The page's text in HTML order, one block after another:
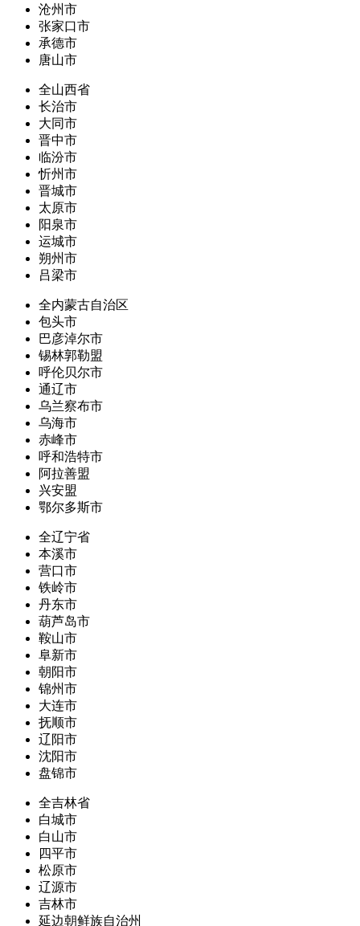
沧州市
张家口市
承德市
唐山市
全山西省
长治市
大同市
晋中市
临汾市
忻州市
晋城市
太原市
阳泉市
运城市
朔州市
吕梁市
全内蒙古自治区
包头市
巴彦淖尔市
锡林郭勒盟
呼伦贝尔市
通辽市
乌兰察布市
乌海市
赤峰市
呼和浩特市
阿拉善盟
兴安盟
鄂尔多斯市
全辽宁省
本溪市
营口市
铁岭市
丹东市
葫芦岛市
鞍山市
阜新市
朝阳市
锦州市
大连市
抚顺市
辽阳市
沈阳市
盘锦市
全吉林省
白城市
白山市
四平市
松原市
辽源市
吉林市
延边朝鲜族自治州